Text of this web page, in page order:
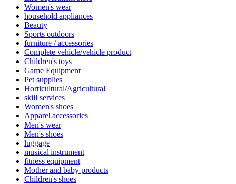
Women's wear
household appliances
Beauty
Sports outdoors
furniture / accessories
Complete vehicle/vehicle product
Children's toys
Game Equipment
Pet supplies
Horticultural/Agricultural
skill services
Women's shoes
Apparel accessories
Men's wear
Men's shoes
luggage
musical instrument
fitness equipment
Mother and baby products
Children's shoes